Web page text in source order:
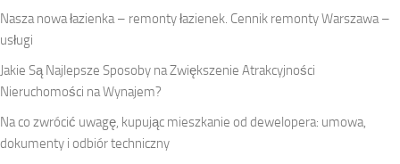
Nasza nowa łazienka – remonty łazienek. Cennik remonty Warszawa –
usługi
Jakie Są Najlepsze Sposoby na Zwiększenie Atrakcyjności
Nieruchomości na Wynajem?
Na co zwrócić uwagę, kupując mieszkanie od dewelopera: umowa,
dokumenty i odbiór techniczny